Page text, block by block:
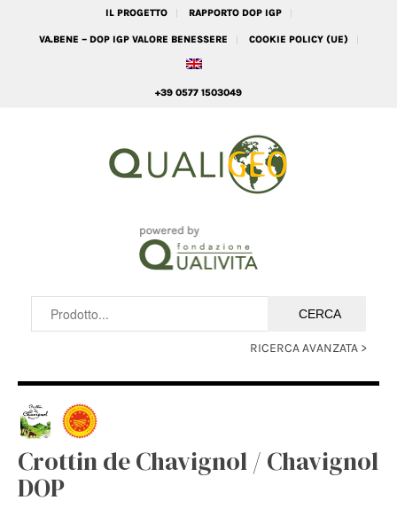
IL PROGETTO RAPPORTO DOP IGP
VA.BENE – DOP IGP VALORE BENESSERE COOKIE POLICY (UE)
+39 0577 1503049
RICERCA AVANZATA >
Crottin de Chavignol / Chavignol
DOP